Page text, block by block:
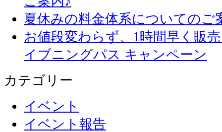
夏休みの料金体系についてのご
お値段変わらず、1
イブニングパス キャンペーン
カテゴリー
イベント
イベント報告